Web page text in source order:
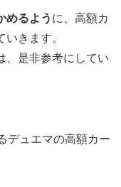
めるよう に、高額カ
きます。
、是非参考にしてい
デュエマの高額カー